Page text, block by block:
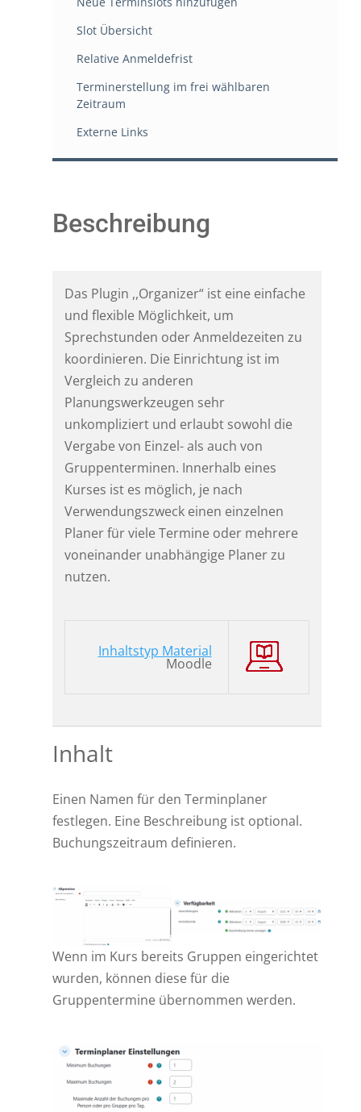
Slot Übersicht
Relative Anmeldefrist
Terminerstellung im frei wählbaren
Zeitraum
Externe Links
Beschreibung
Das Plugin ,,Organizer“ ist eine einfache
und flexible Möglichkeit, um
Sprechstunden oder Anmeldezeiten zu
koordinieren. Die Einrichtung ist im
Vergleich zu anderen
Planungswerkzeugen sehr
unkompliziert und erlaubt sowohl die
Vergabe von Einzel- als auch von
Gruppenterminen. Innerhalb eines
Kurses ist es möglich, je nach
Verwendungszweck einen einzelnen
Planer für viele Termine oder mehrere
voneinander unabhängige Planer zu
nutzen.
Inhaltstyp Material
Moodle
Inhalt
Einen Namen für den Terminplaner
festlegen. Eine Beschreibung ist optional.
Buchungszeitraum definieren.
Wenn im Kurs bereits Gruppen eingerichtet
wurden, können diese für die
Gruppentermine übernommen werden.